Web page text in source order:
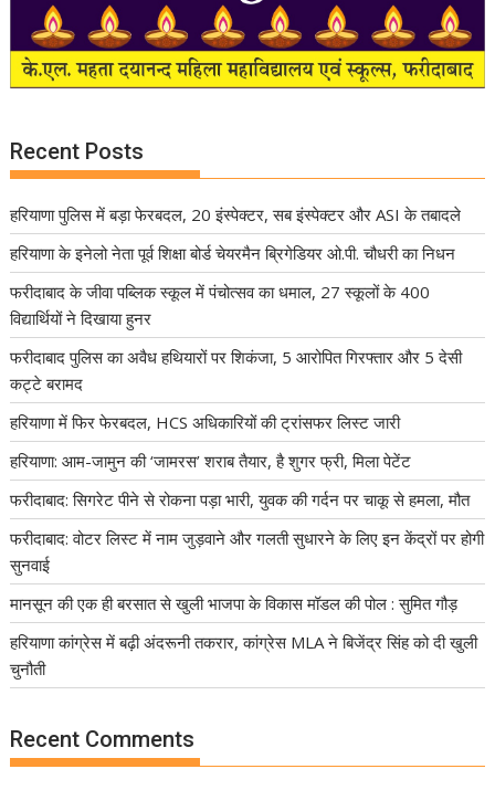
Recent Posts
हरियाणा पुलिस में बड़ा फेरबदल, 20 इंस्पेक्टर, सब इंस्पेक्टर और ASI के तबादले
हरियाणा के इनेलो नेता पूर्व शिक्षा बोर्ड चेयरमैन ब्रिगेडियर ओ.पी. चौधरी का निधन
फरीदाबाद के जीवा पब्लिक स्कूल में पंचोत्सव का धमाल, 27 स्कूलों के 400
विद्यार्थियों ने दिखाया हुनर
फरीदाबाद पुलिस का अवैध हथियारों पर शिकंजा, 5 आरोपित गिरफ्तार और 5 देसी
कट्टे बरामद
हरियाणा में फिर फेरबदल, HCS अधिकारियों की ट्रांसफर लिस्ट जारी
हरियाणा: आम-जामुन की ‘जामरस’ शराब तैयार, है शुगर फ्री, मिला पेटेंट
फरीदाबाद: सिगरेट पीने से रोकना पड़ा भारी, युवक की गर्दन पर चाकू से हमला, मौत
फरीदाबाद: वोटर लिस्ट में नाम जुड़वाने और गलती सुधारने के लिए इन केंद्रों पर होगी
सुनवाई
मानसून की एक ही बरसात से खुली भाजपा के विकास मॉडल की पोल : सुमित गौड़
हरियाणा कांग्रेस में बढ़ी अंदरूनी तकरार, कांग्रेस MLA ने बिजेंद्र सिंह को दी खुली
चुनौती
Recent Comments